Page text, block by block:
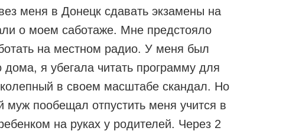
меня в Донецк сдавать экзамены на
о моем саботаже. Мне предстояло
на местном радио. У меня был
я убегала читать программу для
в своем масштабе скандал. Но
пообещал отпустить меня учится в
на руках у родителей. Через 2